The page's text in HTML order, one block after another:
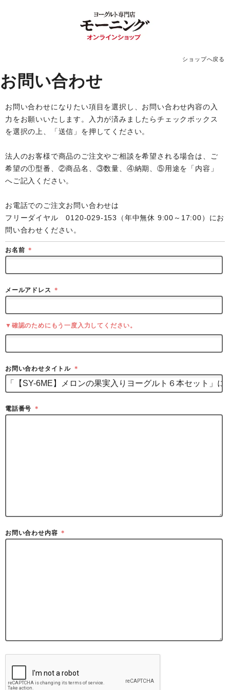
ショップへ戻る
お問い合わせ
お問い合わせになりたい項目を選択し、お問い合わせ内容の入
力をお願いいたします。入力が済みましたらチェックボックス
を選択の上、「送信」を押してください。
法人のお客様で商品のご注文やご相談を希望される場合は、ご
希望の①型番、②商品名、③数量、④納期、⑤用途を「内容」
へご記入ください。
お電話でのご注文お問い合わせは
フリーダイヤル 0120-029-153（年中無休 9:00～17:00）にお
問い合わせください。
お名前 ＊
メールアドレス ＊
▼確認のためにもう一度入力してください。
お問い合わせタイトル ＊
電話番号 ＊
お問い合わせ内容 ＊